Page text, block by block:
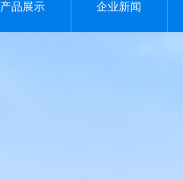
产品展示 企业新闻